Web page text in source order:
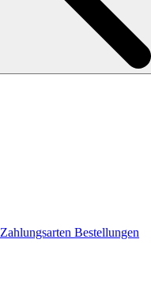
Zahlungsarten Bestellungen